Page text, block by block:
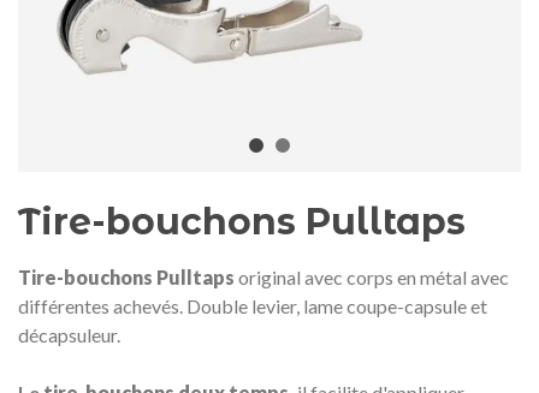
Tire-bouchons Pulltaps
Tire-bouchons Pulltaps original avec corps en métal avec
différentes achevés. Double levier, lame coupe-capsule et
décapsuleur.
2026 – Édition limitée
89,00 € NEUF
Ajouter au panier